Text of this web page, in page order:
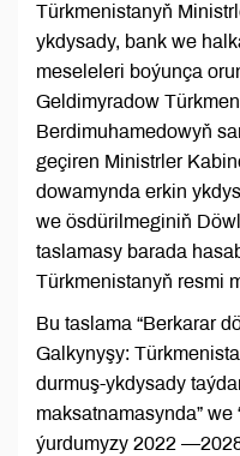
Türkmenistanyň
ykdysady, bank we
meseleleri boýunça
Geldimyradow
Berdimuhamedowyň
geçiren Ministrler
dowamynda erkin
we ösdürilmeginiň
taslamasy barada
Türkmenistanyň resmi
Bu taslama “Berkarar
Galkynyşy:
durmuş-ykdysady
maksatnamasynda”
ýurdumyzy 2022